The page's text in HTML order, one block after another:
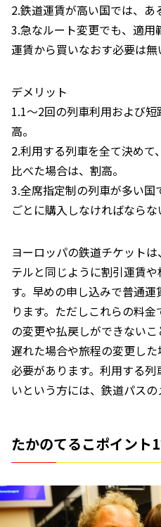
2.鉄道運賃が高い国では、あ
3.急なルート変更でも、適
運賃から買いなおす必要は無
デメリット
1.1～2回の列車利用および
高。
2.利用する列車を全て決めて
比べた場合は、割高。
3.全席指定制の列車が多い
ごとに購入しなければならな
ヨーロッパの鉄道チケット
テルと同じように割引運賃
す。早めの申し込みで普通
ります。ただしこれらの料
の変更や払戻しができない
遅れた場合や旅程の変更し
必要があります。利用する
いという方には、鉄道パスの
たかのてるこポイント